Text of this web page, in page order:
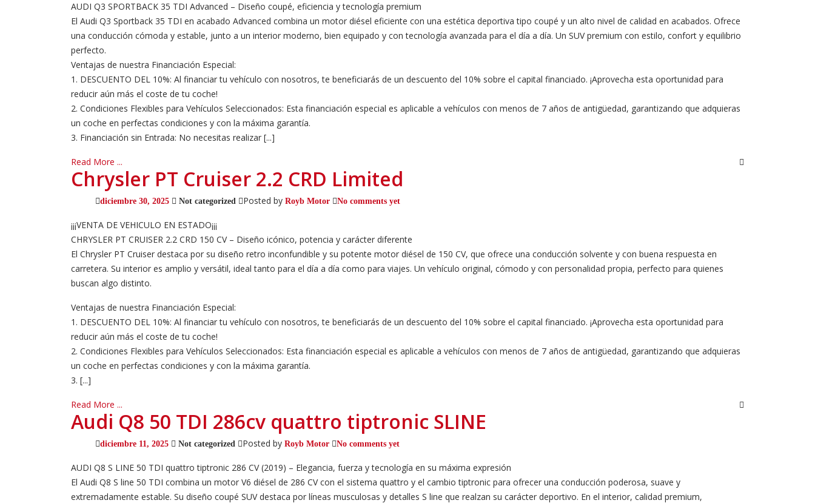
AUDI Q3 SPORTBACK 35 TDI Advanced – Diseño coupé, eficiencia y tecnología premium
El Audi Q3 Sportback 35 TDI en acabado Advanced combina un motor diésel eficiente con una estética deportiva tipo coupé y un alto nivel de calidad en acabados. Ofrece
una conducción cómoda y estable, junto a un interior moderno, bien equipado y con tecnología avanzada para el día a día. Un SUV premium con estilo, confort y equilibrio
perfecto.
Ventajas de nuestra Financiación Especial:
1. DESCUENTO DEL 10%: Al financiar tu vehículo con nosotros, te beneficiarás de un descuento del 10% sobre el capital financiado. ¡Aprovecha esta oportunidad para
reducir aún más el coste de tu coche!
2. Condiciones Flexibles para Vehículos Seleccionados: Esta financiación especial es aplicable a vehículos con menos de 7 años de antigüedad, garantizando que adquieras
un coche en perfectas condiciones y con la máxima garantía.
3. Financiación sin Entrada: No necesitas realizar [...]
Read More ...
Chrysler PT Cruiser 2.2 CRD Limited
diciembre 30, 2025 Not categorized Posted by Royb Motor No comments yet
¡¡¡VENTA DE VEHICULO EN ESTADO¡¡¡
CHRYSLER PT CRUISER 2.2 CRD 150 CV – Diseño icónico, potencia y carácter diferente
El Chrysler PT Cruiser destaca por su diseño retro inconfundible y su potente motor diésel de 150 CV, que ofrece una conducción solvente y con buena respuesta en
carretera. Su interior es amplio y versátil, ideal tanto para el día a día como para viajes. Un vehículo original, cómodo y con personalidad propia, perfecto para quienes
buscan algo distinto.
Ventajas de nuestra Financiación Especial:
1. DESCUENTO DEL 10%: Al financiar tu vehículo con nosotros, te beneficiarás de un descuento del 10% sobre el capital financiado. ¡Aprovecha esta oportunidad para
reducir aún más el coste de tu coche!
2. Condiciones Flexibles para Vehículos Seleccionados: Esta financiación especial es aplicable a vehículos con menos de 7 años de antigüedad, garantizando que adquieras
un coche en perfectas condiciones y con la máxima garantía.
3. [...]
Read More ...
Audi Q8 50 TDI 286cv quattro tiptronic SLINE
diciembre 11, 2025 Not categorized Posted by Royb Motor No comments yet
AUDI Q8 S LINE 50 TDI quattro tiptronic 286 CV (2019) – Elegancia, fuerza y tecnología en su máxima expresión
El Audi Q8 S line 50 TDI combina un motor V6 diésel de 286 CV con el sistema quattro y el cambio tiptronic para ofrecer una conducción poderosa, suave y
extremadamente estable. Su diseño coupé SUV destaca por líneas musculosas y detalles S line que realzan su carácter deportivo. En el interior, calidad premium,